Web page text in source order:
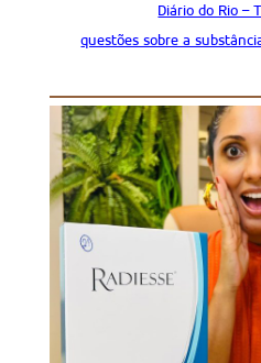
Diário do Rio –
questões sobre a